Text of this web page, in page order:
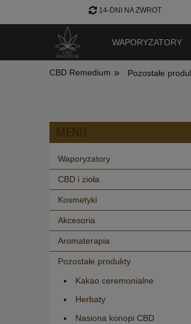
14-DNI NA ZWROT
WAPORYZATORY
CBD Remedium » Pozostałe
Waporyzatory
CBD i zioła
Kosmetyki
Akcesoria
Aromaterapia
Pozostałe produkty
Kakao ceremonialne
Herbaty
Nasiona konopi CBD